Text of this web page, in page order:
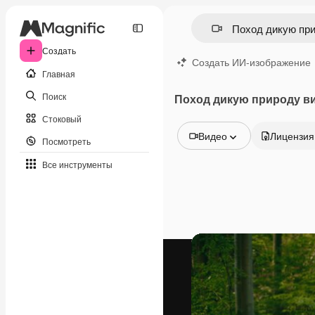
Создать
Главная
Поиск
Стоковый
Посмотреть
Все инструменты
Создать ИИ-изображение
Поход дикую природу
Видео
Видео
Видеоролик
Моушн-дизайн
Видеошаблоны
Иконки
3D-модели
Шрифты
Лицензия